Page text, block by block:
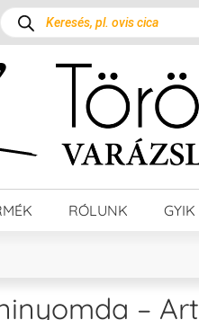
RÓLUNK GYIK
–